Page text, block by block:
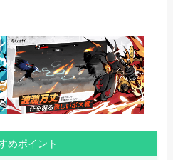
めポイント